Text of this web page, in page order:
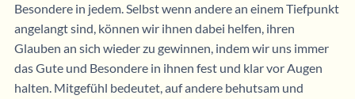
Besondere in jedem. Selbst wenn andere an einem Tiefpunkt
angelangt sind, können wir ihnen dabei helfen, ihren
Glauben an sich wieder zu gewinnen, indem wir uns immer
das Gute und Besondere in ihnen fest und klar vor Augen
halten. Mitgefühl bedeutet, auf andere behutsam und